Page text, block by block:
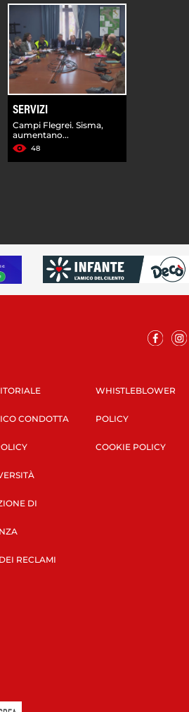
SERVIZI
Campi Flegrei. Sisma,
aumentano...
48
CONDOTTA
DI
RECLAMI
WHISTLEBLOWER
POLICY
COOKIE POLICY